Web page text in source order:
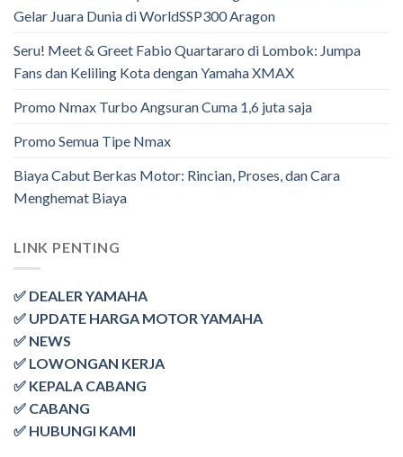
Gelar Juara Dunia di WorldSSP300 Aragon
Seru! Meet & Greet Fabio Quartararo di Lombok: Jumpa
Fans dan Keliling Kota dengan Yamaha XMAX
Promo Nmax Turbo Angsuran Cuma 1,6 juta saja
Promo Semua Tipe Nmax
Biaya Cabut Berkas Motor: Rincian, Proses, dan Cara
Menghemat Biaya
LINK PENTING
✅ DEALER YAMAHA
✅ UPDATE HARGA MOTOR YAMAHA
✅ NEWS
✅ LOWONGAN KERJA
✅ KEPALA CABANG
✅ CABANG
✅ HUBUNGI KAMI